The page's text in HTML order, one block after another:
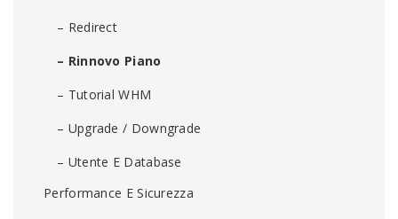
– Redirect
– Rinnovo Piano
– Tutorial WHM
– Upgrade / Downgrade
– Utente E Database
Performance E Sicurezza